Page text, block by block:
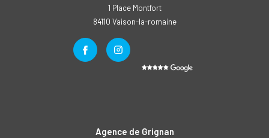
Agence de Grignan
1 Place Montfort
84110
vaison-la-romaine